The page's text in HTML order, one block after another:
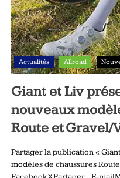
Actualités Allroad
Giant et Liv
nouveaux
Route et Gravel/
Partager la publication «
modèles de chaussures